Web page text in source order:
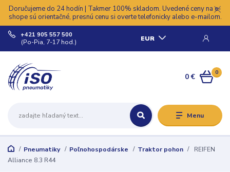
Doručujeme do 24 hodín | Takmer 100% skladom. Uvedené ceny na e-
shope sú orientačné, presnú cenu si overte telefonicky alebo e-mailom.
Menu
EUR
+421 905 557 500
(Po-Pia, 7-17 hod.)
0
0 €
Pneumatiky Poľnohospodárske Traktor pohon
REIFEN
Alliance 8.3 R44